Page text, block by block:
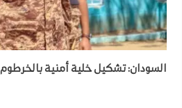
السودان: تشكيل خلية أمنية بالخرطوم